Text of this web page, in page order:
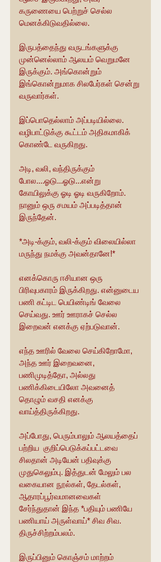
கருணையை பெற்றுச் செல்ல
மெனக்கிடுவதில்லை.
இருபத்தைந்து வருடங்களுக்கு
முன்னெல்லாம் ஆலயம் வெறுமனே
இருக்கும். அங்கொன்றும்
இங்கொன்றுமாக சிலபேர்கள் சென்று
வருவார்கள்.
இப்பொதெல்லாம் அப்படியில்லை.
வழிபாட்டுக்கு கூட்டம் அதிகமாகிக்
கொண்டே வருகிறது.
அடி, வலி, வந்திருக்கும்
போல....ஓடு...ஓடு...என்று
கோயிலுக்கு ஓடி ஓடி வருகிறோம்.
நானும் ஒரு சமயம் அப்படித்தான்
இருந்தேன்.
*அடி-க்கும், வலி-க்கும் விலையில்லா
மருந்து நமக்கு அவன்தானே!*
எனக்கொரு ஈசியான ஒரு
பிரிவுபகாரம் இருக்கிறது. என்னுடைய
பணி கட்டிட பெயிண்டிங் வேலை
செய்வது. ஊர் ஊராகச் செல்ல
இறைவன் எனக்கு ஏற்படுவான்.
எந்த ஊரில் வேலை செய்கிறோமோ,
அந்த ஊர் இறைவனை,
பணிமுடித்தோ, அல்லது
பணிக்கிடையிலோ அவனைத்
தொழும் வசதி எனக்கு
வாய்த்திருக்கிறது.
அப்போது, பெரும்பாலும் ஆலயத்தைப்
பற்றிய  குறிப்பெடுக்கப்பட்டவை
சிலதான் அடியேன் பதிவுக்கு
முதுகெலும்பு. இத்துடன் மேலும் பல
வகையான நூல்கள், தேடல்கள்,
ஆதாரப்பூர்வமானவைகள்
சேர்ந்துதான் இந்த *பதியும் பணியே
பணியாய் அருள்வாய்* சிவ சிவ.
திருச்சிற்றம்பலம்.
இருப்பினும் கொஞ்சம் மாற்றம்